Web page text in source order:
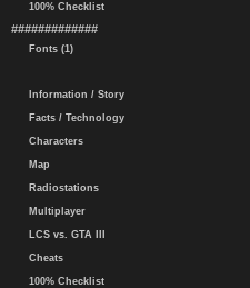
100% Checklist
#############
Fonts (1)
Information / Story
Facts / Technology
Characters
Map
Radiostations
Multiplayer
LCS vs. GTA III
Cheats
100% Checklist